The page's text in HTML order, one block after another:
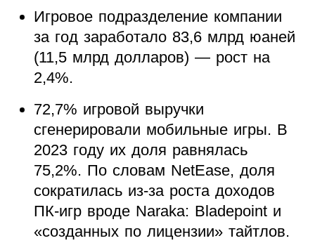
Игровое подразделение компании
за год заработало 83,6 млрд юаней
(11,5 млрд долларов) — рост на
2,4%.
72,7% игровой выручки
сгенерировали мобильные игры. В
2023 году их доля равнялась
75,2%. По словам NetEase, доля
сократилась из-за роста доходов
ПК-игр вроде Naraka: Bladepoint и
«созданных по лицензии» тайтлов.